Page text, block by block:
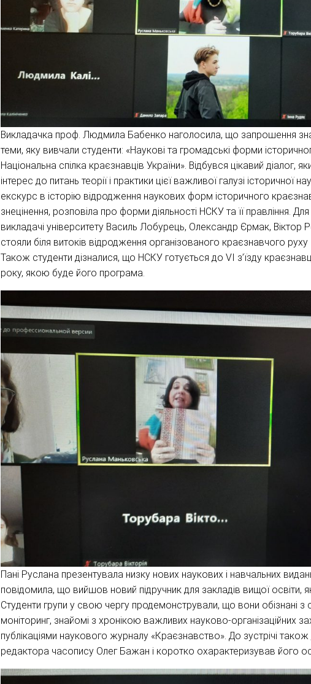
Викладачка проф. Людмила Бабенко наголосила, що запрошення
теми, яку вивчали студенти: «Наукові та громадські форми
Національна спілка краєзнавців України». Відбувся цікавий діалог,
інтерес до питань теорії і практики цієї важливої галузі історичної
екскурс в історію відродження наукових форм історичного
знецінення, розповіла про форми діяльності НСКУ та її правління.
викладачі університету Василь Лобурець, Олександр Єрмак,
стояли біля витоків відродження організованого краєзнавчого
Також студенти дізналися, що НСКУ готується до VІ з’їзду
року, якою буде його програма.
Пані Руслана презентувала низку нових наукових і навчальних
повідомила, що вийшов новий підручник для закладів вищої освіти,
Студенти групи у свою чергу продемонстрували, що вони обізнані
моніторинг, знайомі з хронікою важливих науково-організаційних
публікаціями наукового журналу «Краєзнавство». До зустрічі
редактора часопису Олег Бажан і коротко охарактеризував його